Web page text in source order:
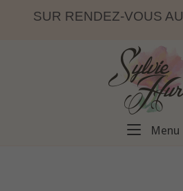
SUR RENDEZ-VOUS AU
Home
Menu